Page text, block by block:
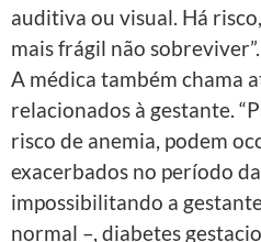
auditiva ou visual. Há
mais frágil não sobreviver”.
A médica também chama
relacionados à gestante.
risco de anemia, podem
exacerbados no período
impossibilitando a
normal –, diabetes